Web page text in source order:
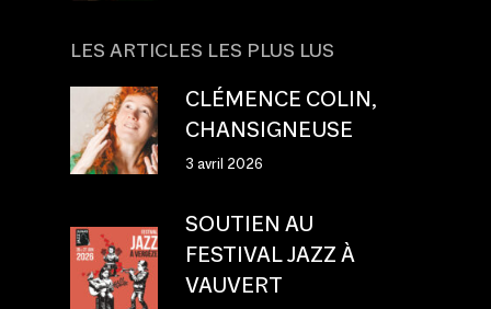
LES ARTICLES LES PLUS LUS
CLÉMENCE COLIN,
CHANSIGNEUSE
3 avril 2026
SOUTIEN AU
FESTIVAL JAZZ À
VAUVERT